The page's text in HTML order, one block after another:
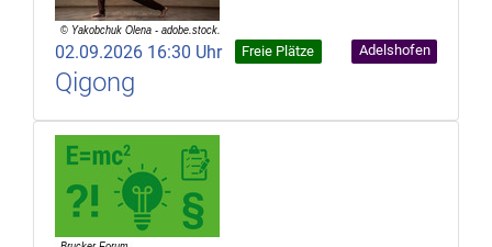
02.09.2026 16:30 Uhr Freie Plätze Adelshofen
Qigong